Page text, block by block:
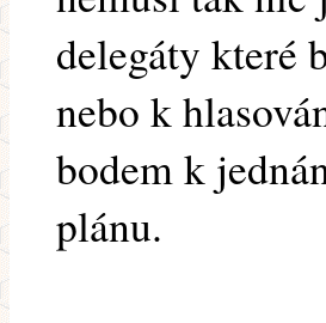
delegáty které
nebo k
bodem k
plánu.